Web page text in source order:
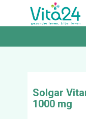
Solgar
1000 mg